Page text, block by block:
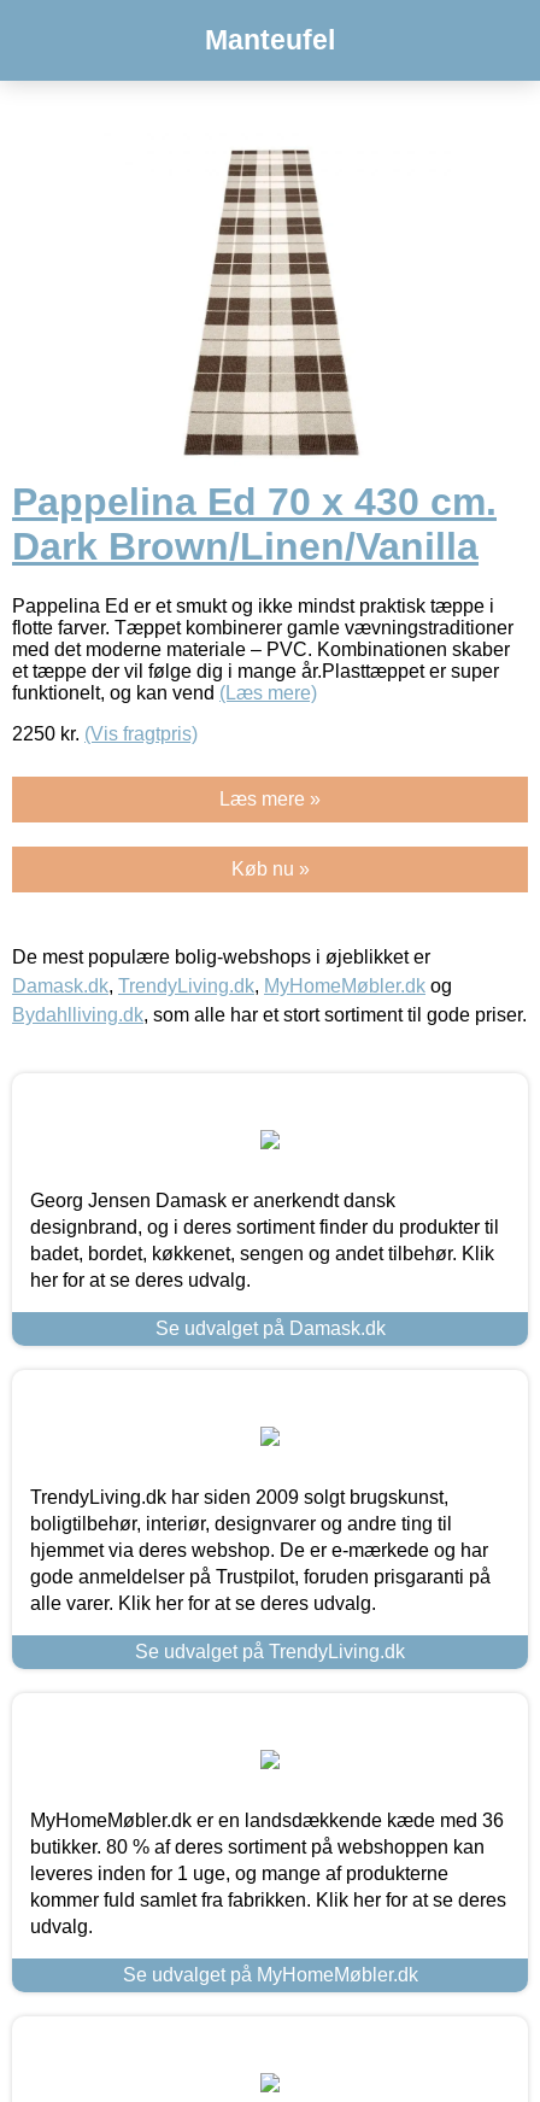
Manteufel
Pappelina Ed 70 x 430 cm.
Dark Brown/Linen/Vanilla
Pappelina Ed er et smukt og ikke mindst praktisk tæppe i
flotte farver. Tæppet kombinerer gamle vævningstraditioner
med det moderne materiale – PVC. Kombinationen skaber
et tæppe der vil følge dig i mange år.Plasttæppet er super
funktionelt, og kan vend (Læs mere)
2250 kr. (Vis fragtpris)
Læs mere »
Køb nu »
De mest populære bolig-webshops i øjeblikket er
Damask.dk, TrendyLiving.dk, MyHomeMøbler.dk og
Bydahlliving.dk, som alle har et stort sortiment til gode priser.
Georg Jensen Damask er anerkendt dansk
designbrand, og i deres sortiment finder du produkter til
badet, bordet, køkkenet, sengen og andet tilbehør. Klik
her for at se deres udvalg.
Se udvalget på Damask.dk
TrendyLiving.dk har siden 2009 solgt brugskunst,
boligtilbehør, interiør, designvarer og andre ting til
hjemmet via deres webshop. De er e-mærkede og har
gode anmeldelser på Trustpilot, foruden prisgaranti på
alle varer. Klik her for at se deres udvalg.
Se udvalget på TrendyLiving.dk
MyHomeMøbler.dk er en landsdækkende kæde med 36
butikker. 80 % af deres sortiment på webshoppen kan
leveres inden for 1 uge, og mange af produkterne
kommer fuld samlet fra fabrikken. Klik her for at se deres
udvalg.
Se udvalget på MyHomeMøbler.dk